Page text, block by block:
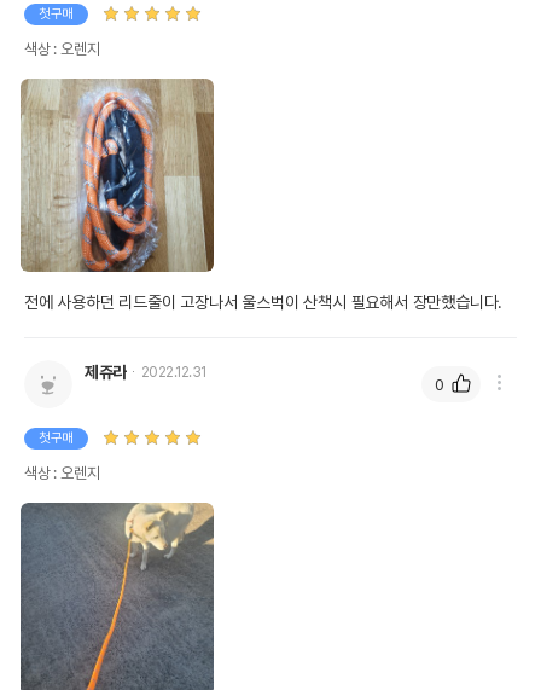
첫구매
색상 : 오렌지
전에 사용하던 리드줄이 고장나서 울스벅이 산책시 필요해서 장만했습니다.
제쥬라 2022.12.31
첫구매
색상 : 오렌지
0